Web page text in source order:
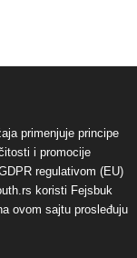
primenjuje principe
i promocije
regulativom (EU)
koristi Fejsbuk
ovom sajtu prosleđuju